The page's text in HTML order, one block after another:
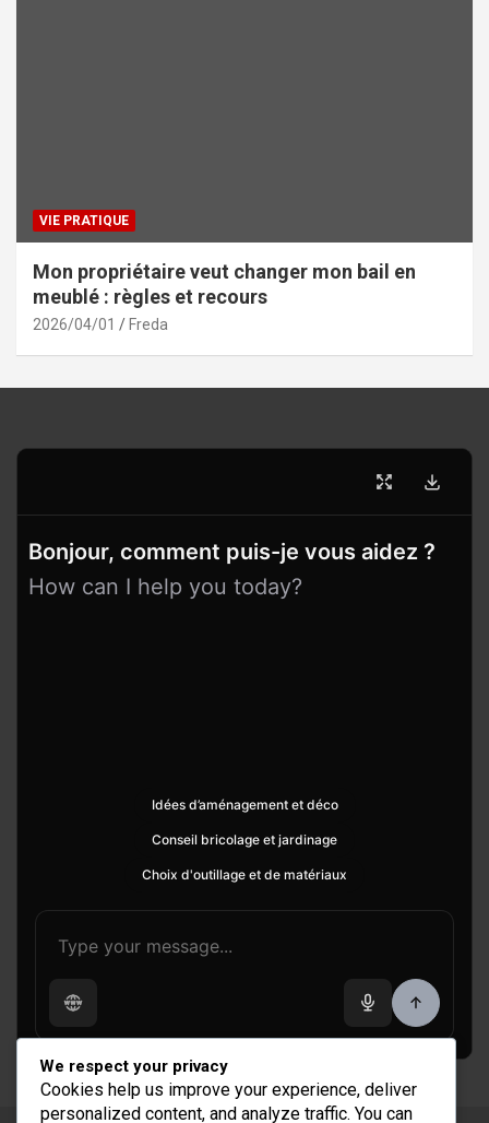
VIE PRATIQUE
Mon propriétaire veut changer mon bail en
meublé : règles et recours
2026/04/01 Freda
Bonjour, comment puis-je vous aidez ?
How can I help you today?
Idées d’aménagement et déco
Conseil bricolage et jardinage
Choix d'outillage et de matériaux
We respect your privacy
Cookies help us improve your experience, deliver
personalized content, and analyze traffic. You can